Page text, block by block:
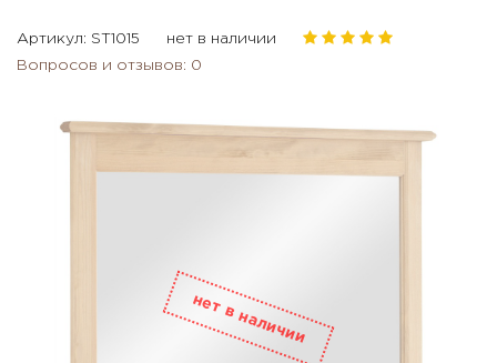
Артикул: ST1015
нет в наличии
Вопросов и отзывов: 0